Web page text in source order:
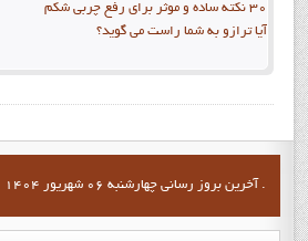
30 نکته ساده و موثر برای رفع چربی شکم
آیا ترازو به شما راست می گوید؟
آخرين بروز رساني چهارشنبه 06 شهریور 1404 3:40:59 ب ظ .